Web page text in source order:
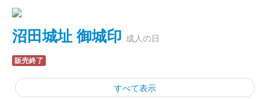
沼田城址 御城印 成人の日
販売終了
すべて表示